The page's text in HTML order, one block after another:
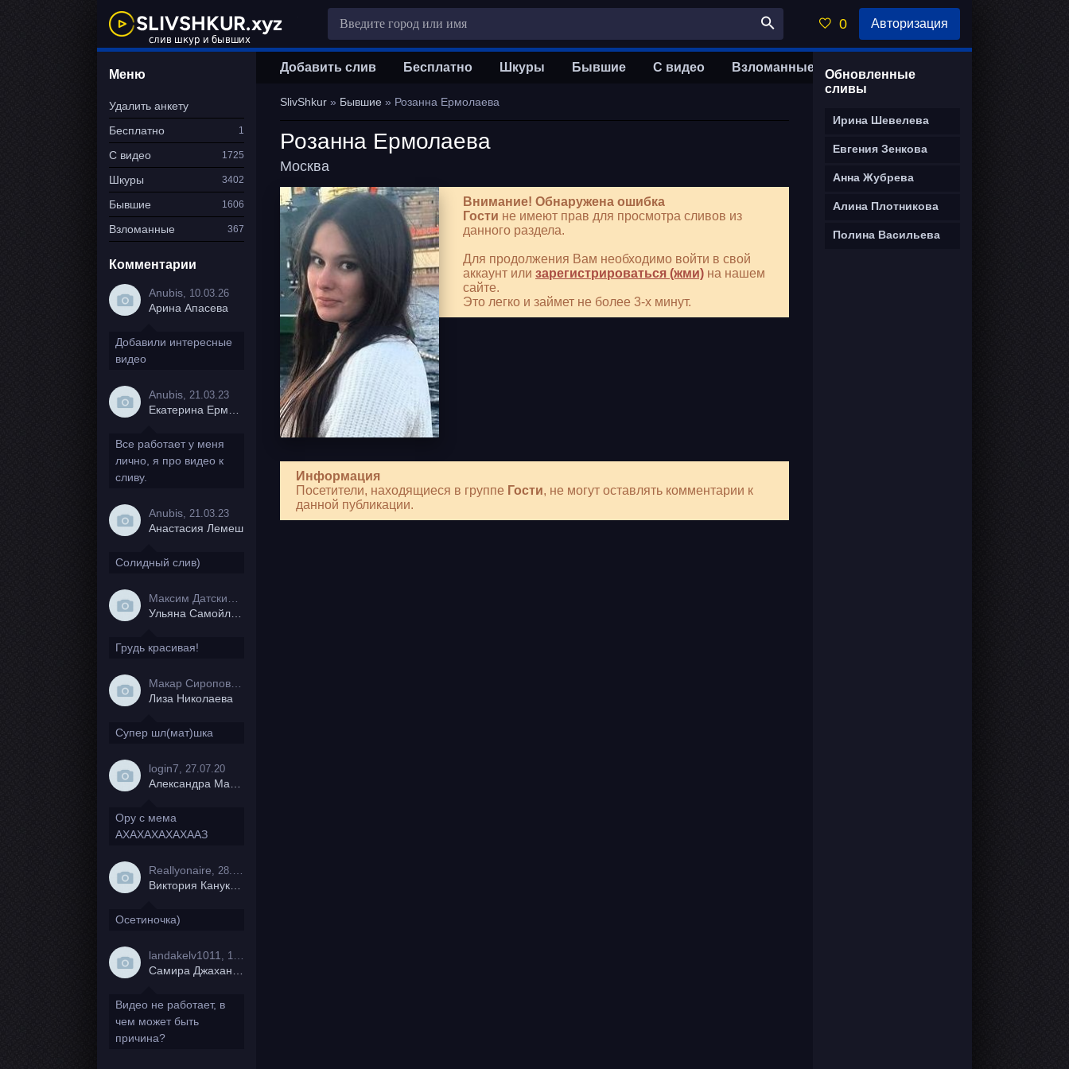
SlivShkur » Бывшие » Розанна Ермолаева
Розанна Ермолаева
Москва
Внимание! Обнаружена ошибка
Гости не имеют прав для просмотра сливов из
данного раздела.
Для продолжения Вам необходимо войти в свой
аккаунт или зарегистрироваться (жми) на нашем
сайте.
Это легко и займет не более 3-х минут.
Информация
Посетители, находящиеся в группе Гости, не могут оставлять комментарии к
данной публикации.
Добавить слив Бесплатно Шкуры Бывшие С видео Взломанные
Меню
Удалить анкету
Бесплатно
1
С видео 1725
Шкуры 3402
Бывшие 1606
Взломанные 367
Комментарии
Anubis , 10.03.26
Арина Апасева
Добавили интересные
видео
Anubis , 21.03.23
Все работает у меня
лично, я про видео к
сливу.
Anubis , 21.03.23
Анастасия Лемеш
Солидный слив)
Грудь красивая!
Лиза Николаева
Супер шл(мат)шка
login7 , 27.07.20
Ору с мема
АХАХАХАХАХААЗ
Reallyonaire , 28.06.20
Осетиночка)
landakelv1011 , 19.06.20
Видео не работает, в
чем может быть
причина?
Обновленные
сливы
Ирина Шевелева
Евгения Зенкова
Анна Жубрева
Алина Плотникова
Полина Васильева
0 Авторизация